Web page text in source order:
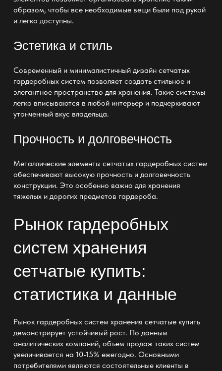
образом, чтобы все необходимые вещи были под рукой
и легко доступны.
Эстетика и стиль
Современный и минималистичный дизайн сетчатых
гардеробных систем позволяет создать стильное и
элегантное пространство для хранения. Такие системы
легко вписываются в любой интерьер и подчеркивают
утонченный вкус владельца.
Прочность и долговечность
Металлические элементы сетчатых гардеробных систем
обеспечивают высокую прочность и долговечность
конструкции. Это особенно важно для хранения
тяжелых и дорогих предметов гардероба.
Рынок гардеробных
систем хранения
сетчатые купить:
статистика и данные
Рынок гардеробных систем хранения сетчатые купить
демонстрирует устойчивый рост. По данным
аналитических компаний, объем продаж таких систем
увеличивается на 10-15% ежегодно. Основными
потребителями являются состоятельные клиенты в